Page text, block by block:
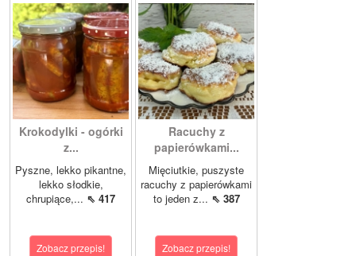
Krokodylki - ogórki
z...
Pyszne, lekko pikantne,
lekko słodkie,
chrupiące,... ⇖ 417
Zobacz przepis!
Racuchy z
papierówkami...
Mięciutkie, puszyste
racuchy z papierówkami
to jeden z... ⇖ 387
Zobacz przepis!